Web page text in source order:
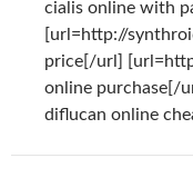
cialis online with
[url=http://
price[/url]
online purchase[/
diflucan online